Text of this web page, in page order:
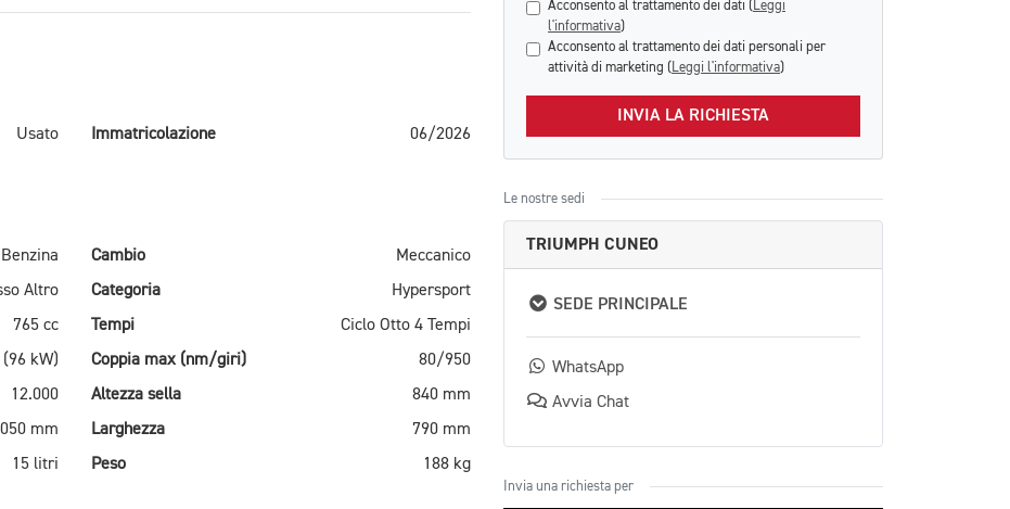
Usato Immatricolazione 06/2026
Benzina Cambio
Meccanico
Altro Categoria
Hypersport
765 cc Tempi
Ciclo Otto 4 Tempi
(96 kW) Coppia max (nm/giri)
80/950
12.000 Altezza sella
840 mm
mm Larghezza
790 mm
15 litri Peso 188 kg
Acconsento al trattamento dei dati ( Leggi
l'informativa)
Acconsento al trattamento dei dati personali per
attività di marketing ( Leggi l'informativa)
INVIA LA RICHIESTA
Le nostre sedi
TRIUMPH CUNEO
SEDE PRINCIPALE
WhatsApp
Avvia Chat
Invia una richiesta per